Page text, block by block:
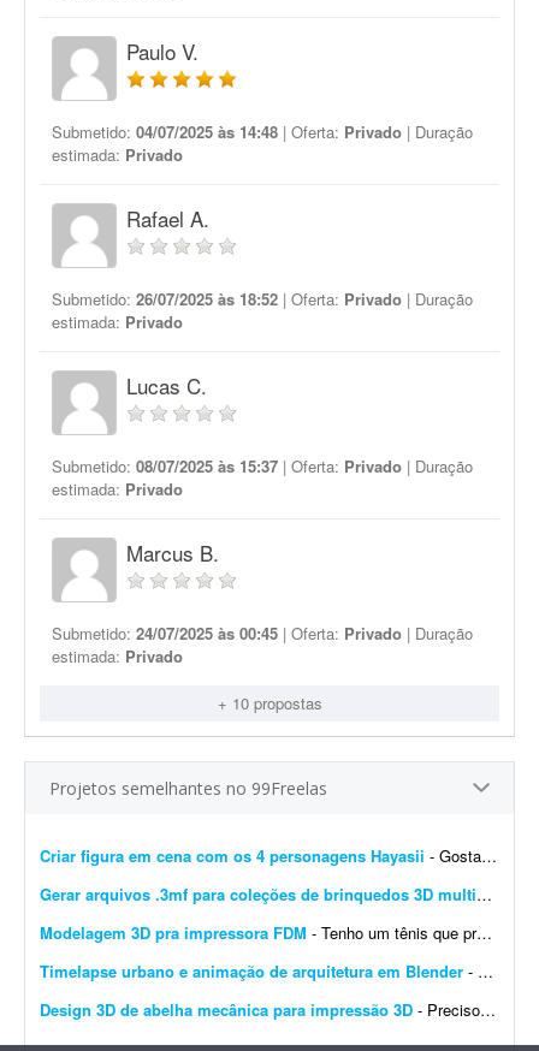
Paulo V.
Submetido: 04/07/2025 às 14:48 | Oferta: Privado | Duração
estimada: Privado
Rafael A.
Submetido: 26/07/2025 às 18:52 | Oferta: Privado | Duração
estimada: Privado
Lucas C.
Submetido: 08/07/2025 às 15:37 | Oferta: Privado | Duração
estimada: Privado
Marcus B.
Submetido: 24/07/2025 às 00:45 | Oferta: Privado | Duração
estimada: Privado
+ 10 propostas
Projetos semelhantes no 99Freelas
Criar figura em cena com os 4 personagens Hayasii - Gostaria de uma figura que, na verdade, seja uma cena com os quatro personagens da banda Hayasii, de DanDaDan. A cena de referência está em anexo. Minha ideia é que os personage...
Gerar arquivos .3mf para coleções de brinquedos 3D multicoloridos
Modelagem 3D pra impressora FDM - Tenho um tênis que precisava taransformá-lo em modelo 3D. Este cliente quer fazer isso com todos os tênis da marca, este seria um piloto pra validação de uma futura...
Timelapse urbano e animação de arquitetura em Blender - Procuro modelador e animador 3D especialista em Blender para criar animações urbanas e timelapses de cidades em estilo documentário. Deve incluir animação de elem...
Design 3D de abelha mecânica para impressão 3D - Preciso do modelo 3D de uma abelha mecânica robótica (conforme a imagem de referência) com aproximadamente 10 cm de altura. O projeto deve ser entregue em múltiplas partes...